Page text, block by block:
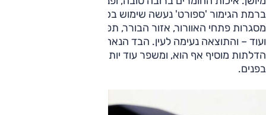
ברמת הגימור 'ספורט' נעשה שימוש בכתום גם בסביבת הנהג –
מסגרות פתחי האוורור, אזור הבורר, תפרים בריפוד ובגלגל ההגה
ועוד – והתוצאה נעימה לעין. הבד הנאה במושבים ועל דיפון
הדלתות מוסיף אף הוא, ומשפר עוד יותר את התחושה הנעימה
בפנים.